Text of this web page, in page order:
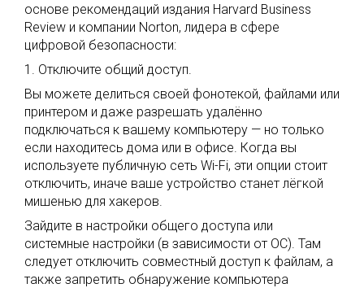
основе рекомендаций издания Harvard Business
Review и компании Norton, лидера в сфере
цифровой безопасности:
1. Отключите общий доступ.
Вы можете делиться своей фонотекой, файлами или
принтером и даже разрешать удалённо
подключаться к вашему компьютеру — но только
если находитесь дома или в офисе. Когда вы
используете публичную сеть Wi-Fi, эти опции стоит
отключить, иначе ваше устройство станет лёгкой
мишенью для хакеров.
Зайдите в настройки общего доступа или
системные настройки (в зависимости от ОС). Там
следует отключить совместный доступ к файлам, а
также запретить обнаружение компьютера